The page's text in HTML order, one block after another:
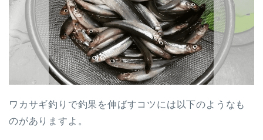
ワカサギ釣りで釣果を伸ばすコツには以下のようなも
のがありますよ。